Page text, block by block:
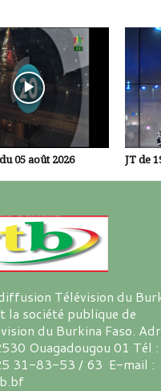
05 août 2026 JT de
Télévision du
la société publique de
du Burkina Faso.
Ouagadougou 01 Tél :
31-83-53 / 63 E-mail :